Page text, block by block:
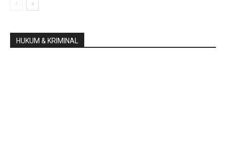
HUKUM & KRIMINAL